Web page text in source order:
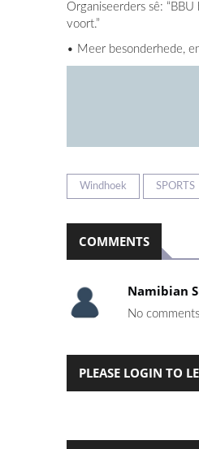
Organiseerders sê:
voort.”
• Meer besonderhede,
Windhoek SPORTS
COMMENTS
Namibian
No
PLEASE LOGIN TO